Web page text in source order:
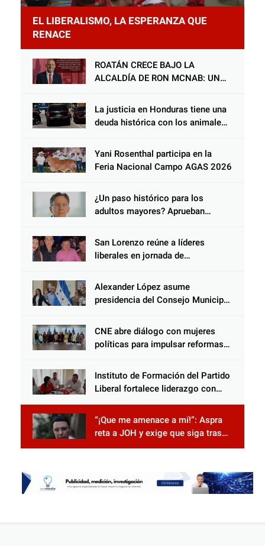
EL LIBERALISMO, LA ESPERANZA QUE
RENACE
ROATÁN CRECE BAJO LA
ALCALDÍA DE RON MCNAB: UN
COMUNIDAD Y DEL PARTIDO
LIBERAL
La justicia en Honduras tiene una
deuda histórica con los animales,
peso de la ley al responsable de
Choloma es consolidar un Estado
que protege al verdugo y
Yani Rosenthal participa en la
Feria Nacional Campo AGAS 2026
¿Un paso histórico para los
adultos mayores? Aprueban
Salomón Nazar para fortalecer su
protección en Honduras
San Lorenzo reúne a líderes
liberales en jornada de
Alexander López asume
presidencia del Consejo Municipal
Censo Nacional 2026
CNE abre diálogo con mujeres
políticas para impulsar reformas
Instituto de Formación del Partido
Liberal fortalece liderazgo con
“¡Que me amenace a mí!”: Aspra
reta a JOH y exige que siga tras